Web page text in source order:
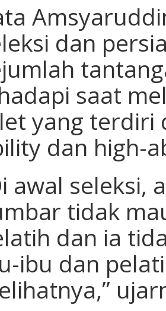
dan
saat
yang terdiri
dan high-
awal seleksi,
tidak
dan ia
ibu dan